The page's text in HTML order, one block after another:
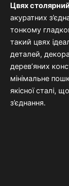
Цвяхстолярний
акуратних
тонкому
такий цвях
деталей,
дерев’яних
мінімальне
якісноїсталі, що
з’єднання.